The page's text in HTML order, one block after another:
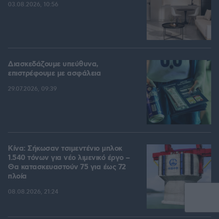
03.08.2026, 10:56
Διασκεδάζουμε υπεύθυνα,
επιστρέφουμε με ασφάλεια
29.07.2026, 09:39
Κίνα: Σήκωσαν τσιμεντένιο μπλοκ
1.540 τόνων για νέο λιμενικό έργο –
Θα κατασκευαστούν 75 για έως 72
πλοία
08.08.2026, 21:24